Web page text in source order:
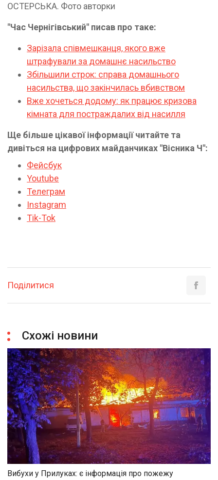
ОСТЕРСЬКА. Фото авторки
"Час Чернігівський" писав про таке:
Зарізала співмешканця, якого вже
штрафували за домашнє насильство
Збільшили строк: справа домашнього
насильства, що закінчилась вбивством
Вже хочеться додому: як працює кризова
кімната для постраждалих від насилля
Ще більше цікавої інформації читайте та
дивіться на цифрових майданчиках "Вісника Ч":
Фейсбук
Youtube
Телеграм
Instagram
Tik-Tok
Поділитися
Схожі новини
Вибухи у Прилуках: є інформація про пожежу